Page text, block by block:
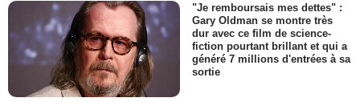
"Je remboursais mes dettes" :
Gary Oldman se montre très
dur avec ce film de science-
fiction pourtant brillant et qui a
généré 7 millions d'entrées à sa
sortie